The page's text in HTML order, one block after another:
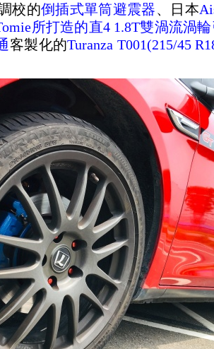
校的倒插式單筒避震器、日本
所打造的直4 1.8T雙渦流渦
客製化的Turanza T001(215/45